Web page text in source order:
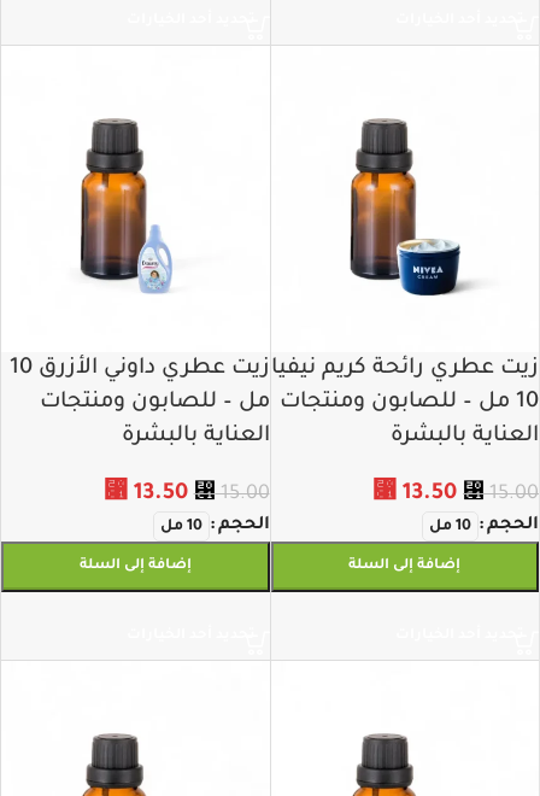
زيت عطري رائحة كريم نيفيا
10 مل – للصابون ومنتجات
العناية بالبشرة
⃁15.00
⃁ 13.50
الحجم 10 مل
إضافة إلى السلة
زيت عطري داوني الأزرق 10
مل – للصابون ومنتجات
العناية بالبشرة
⃁15.00
⃁13.50
الحجم 10 مل
إضافة إلى السلة